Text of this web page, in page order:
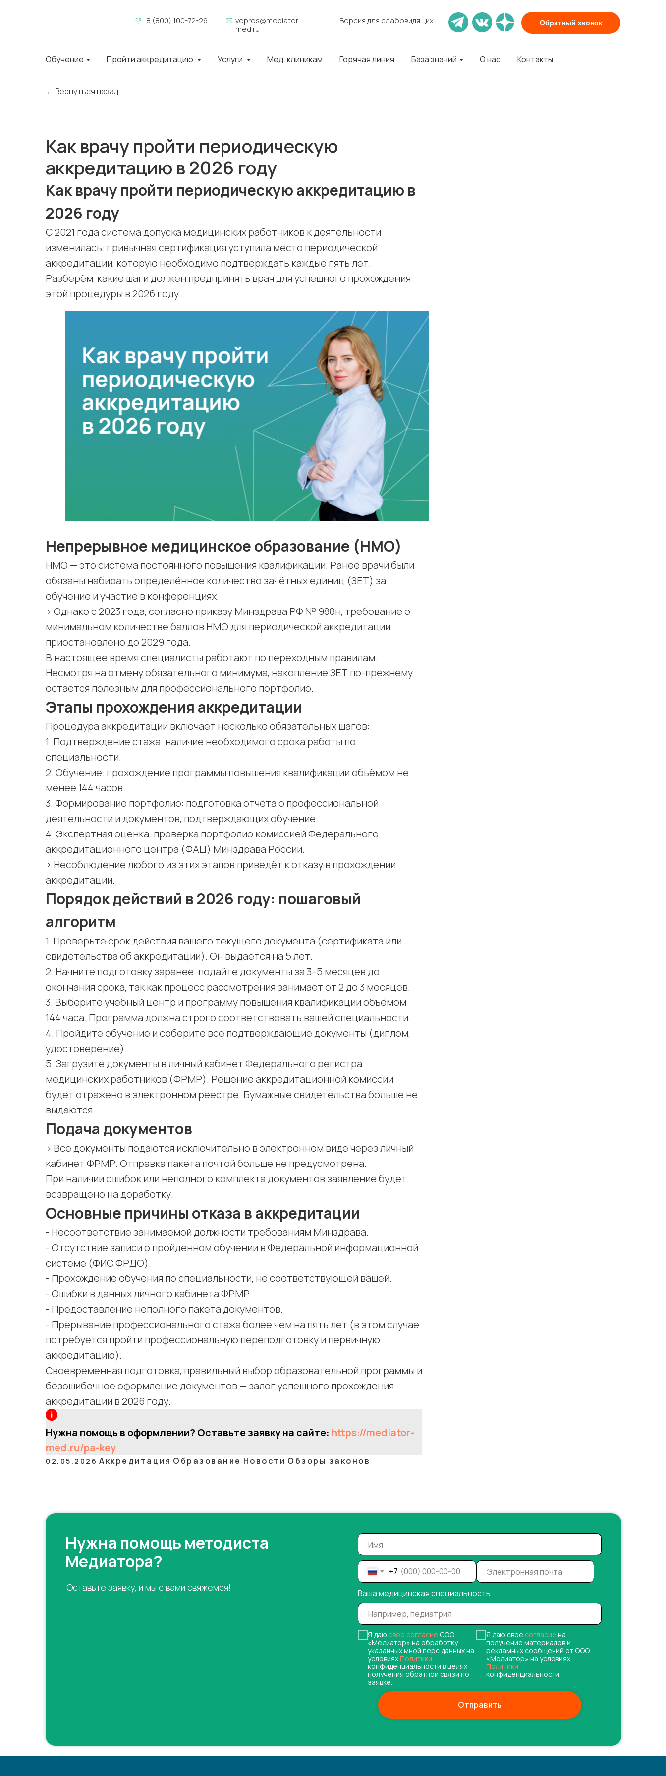
8 (800) 100-72-26
vopros@mediator-
med.ru
Версия для слабовидящих Обратный звонок
Обучение Пройти аккредитацию Услуги Мед. клиникам Горячая линия База знаний О нас Контакты
← Вернуться назад
Как врачу пройти периодическую
аккредитацию в 2026 году
Как врачу пройти периодическую аккредитацию в
2026 году
С 2021 года система допуска медицинских работников к деятельности
изменилась: привычная сертификация уступила место периодической
аккредитации, которую необходимо подтверждать каждые пять лет.
Разберём, какие шаги должен предпринять врач для успешного прохождения
этой процедуры в 2026 году.
Непрерывное медицинское образование (НМО)
НМО — это система постоянного повышения квалификации. Ранее врачи были
обязаны набирать определённое количество зачётных единиц (ЗЕТ) за
обучение и участие в конференциях.
> Однако с 2023 года, согласно приказу Минздрава РФ № 988н, требование о
минимальном количестве баллов НМО для периодической аккредитации
приостановлено до 2029 года.
В настоящее время специалисты работают по переходным правилам.
Несмотря на отмену обязательного минимума, накопление ЗЕТ по-прежнему
остаётся полезным для профессионального портфолио.
Этапы прохождения аккредитации
Процедура аккредитации включает несколько обязательных шагов:
1. Подтверждение стажа: наличие необходимого срока работы по
специальности.
2. Обучение: прохождение программы повышения квалификации объёмом не
менее 144 часов.
3. Формирование портфолио: подготовка отчёта о профессиональной
деятельности и документов, подтверждающих обучение.
4. Экспертная оценка: проверка портфолио комиссией Федерального
аккредитационного центра (ФАЦ) Минздрава России.
> Несоблюдение любого из этих этапов приведёт к отказу в прохождении
аккредитации.
Порядок действий в 2026 году: пошаговый
алгоритм
1. Проверьте срок действия вашего текущего документа (сертификата или
свидетельства об аккредитации). Он выдаётся на 5 лет.
2. Начните подготовку заранее: подайте документы за 3–5 месяцев до
окончания срока, так как процесс рассмотрения занимает от 2 до 3 месяцев.
3. Выберите учебный центр и программу повышения квалификации объёмом
144 часа. Программа должна строго соответствовать вашей специальности.
4. Пройдите обучение и соберите все подтверждающие документы (диплом,
удостоверение).
5. Загрузите документы в личный кабинет Федерального регистра
медицинских работников (ФРМР). Решение аккредитационной комиссии
будет отражено в электронном реестре. Бумажные свидетельства больше не
выдаются.
Подача документов
> Все документы подаются исключительно в электронном виде через личный
кабинет ФРМР. Отправка пакета почтой больше не предусмотрена.
При наличии ошибок или неполного комплекта документов заявление будет
возвращено на доработку.
Основные причины отказа в аккредитации
- Несоответствие занимаемой должности требованиям Минздрава.
- Отсутствие записи о пройденном обучении в Федеральной информационной
системе (ФИС ФРДО).
- Прохождение обучения по специальности, не соответствующей вашей.
- Ошибки в данных личного кабинета ФРМР.
- Предоставление неполного пакета документов.
- Прерывание профессионального стажа более чем на пять лет (в этом случае
потребуется пройти профессиональную переподготовку и первичную
аккредитацию).
Своевременная подготовка, правильный выбор образовательной программы и
безошибочное оформление документов — залог успешного прохождения
аккредитации в 2026 году.
Нужна помощь в оформлении? Оставьте заявку на сайте: https://mediator-
med.ru/pa-key
02.05.2026 Аккредитация Образование Новости Обзоры законов
Нужна помощь методиста
Медиатора?
+7
Ваша медицинская специальность
Я даю свое согласие ООО
«Медиатор» на обработку
указанных мной перс.данных на
условияхПолитики
конфиденциальности в целях
получения обратной связи по
заявке.
Я даю свое согласие на
получение материалов и
рекламных сообщений от ООО
«Медиатор» на условиях
Политики
конфиденциальности.
Отправить
Оставьте заявку, и мы с вами свяжемся!